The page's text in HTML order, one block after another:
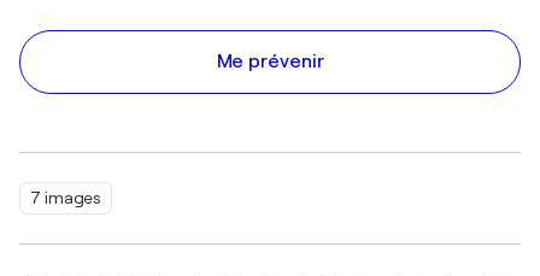
7 images
Me prévenir